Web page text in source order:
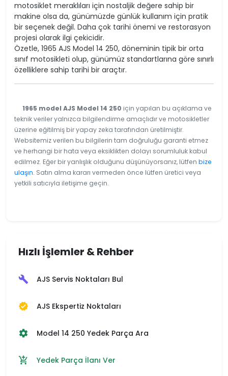
motosiklet meraklıları için nostaljik değere sahip bir
makine olsa da, günümüzde günlük kullanım için pratik
bir seçenek değil. Daha çok tarihi önemi ve restorasyon
projesi olarak ilgi çekicidir.
Özetle, 1965 AJS Model 14 250, döneminin tipik bir orta
sınıf motosikleti olup, günümüz standartlarına göre sınırlı
özelliklere sahip tarihi bir araçtır.
1965 model AJS Model 14 250 için yapılan bu açıklama ve
teknik veriler yalnızca bilgilendirme amaçlıdır ve motosikletler
üzerine eğitilmiş bir yapay zeka tarafından üretilmiştir.
Websitemiz verilen bu bilgilerin tam doğruluğu garanti etmez
ve herhangi bir hata veya eksiklikten dolayı sorumluluk kabul
edilmez. Eğer bir yanlışlık olduğunu düşünüyorsanız, lütfen bize
ulaşın. Satın alma kararı vermeden önce lütfen üretici veya
yetkili satıcıyla iletişime geçin.
Hızlı İşlemler & Rehber
build AJS Servis Noktaları Bul
verified AJS Ekspertiz Noktaları
settings Model 14 250 Yedek Parça Ara
add_shopping_cart Yedek Parça İlanı Ver